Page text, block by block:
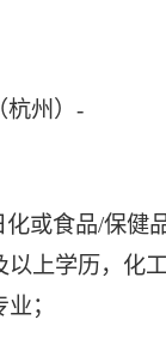
杭州）-
化或食品/保健
上学历，化
；